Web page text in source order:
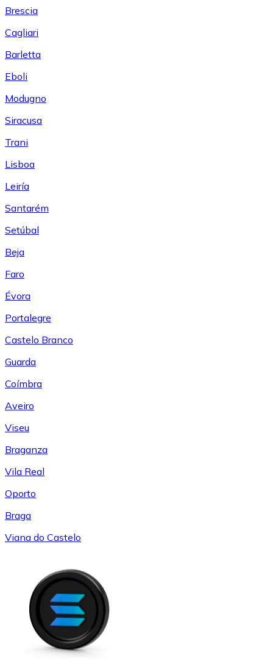
Brescia
Cagliari
Barletta
Eboli
Modugno
Siracusa
Trani
Lisboa
Leiría
Santarém
Setúbal
Beja
Faro
Évora
Portalegre
Castelo Branco
Guarda
Coímbra
Aveiro
Viseu
Braganza
Vila Real
Oporto
Braga
Viana do Castelo